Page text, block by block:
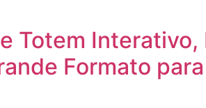
Totem Interativo,
Formato